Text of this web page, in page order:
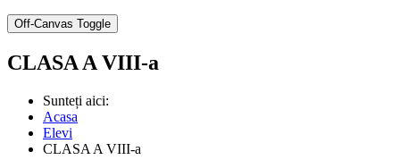
Off-Canvas Toggle
CLASA A VIII-a
Sunteți aici:
Acasa
Elevi
CLASA A VIII-a